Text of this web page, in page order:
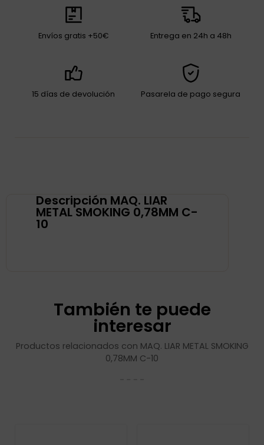
Envíos gratis +50€ Entrega en 24h a 48h
15 días de devolución Pasarela de pago segura
Descripción MAQ. LIAR
METAL SMOKING 0,78MM C-
10
También te puede
interesar
Productos relacionados con MAQ. LIAR METAL SMOKING
0,78MM C-10